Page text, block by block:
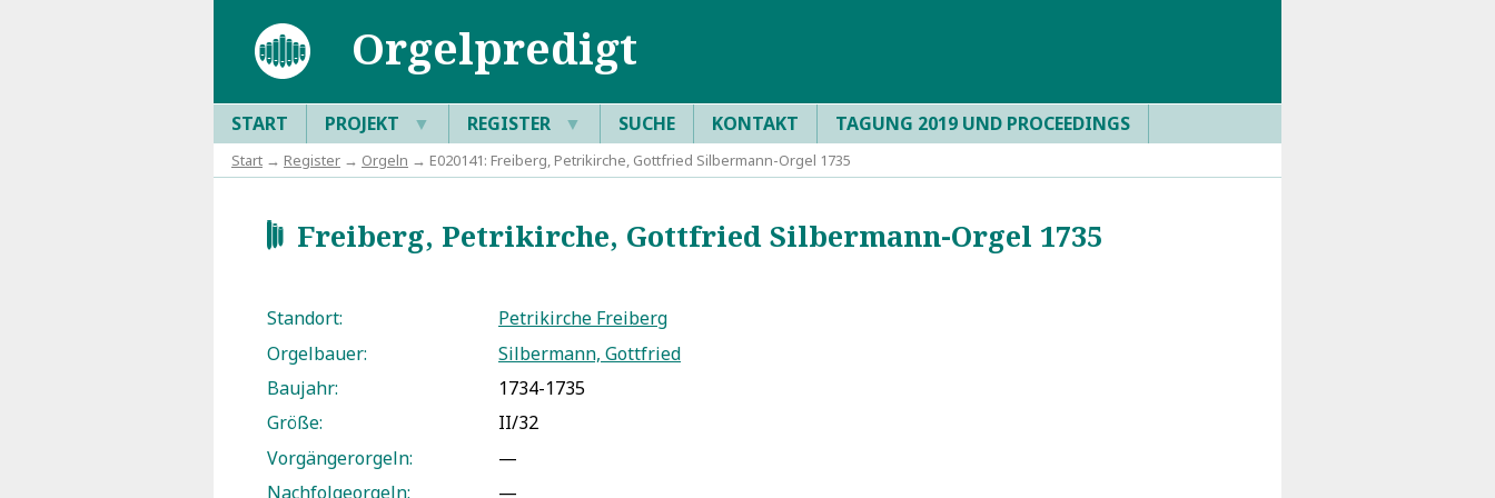
Orgelpredigt
START PROJEKT ▼ REGISTER ▼ SUCHE KONTAKT TAGUNG 2019 UND PROCEEDINGS
Start → Register → Orgeln → E020141: Freiberg, Petrikirche, Gottfried Silbermann-Orgel 1735
dFreiberg, Petrikirche, Gottfried Silbermann-Orgel 1735
Standort:
Petrikirche Freiberg
Orgelbauer:
Silbermann, Gottfried
Baujahr:
1734-1735
Größe:
II/32
Vorgängerorgeln:
—
Nachfolgeorgeln:
—